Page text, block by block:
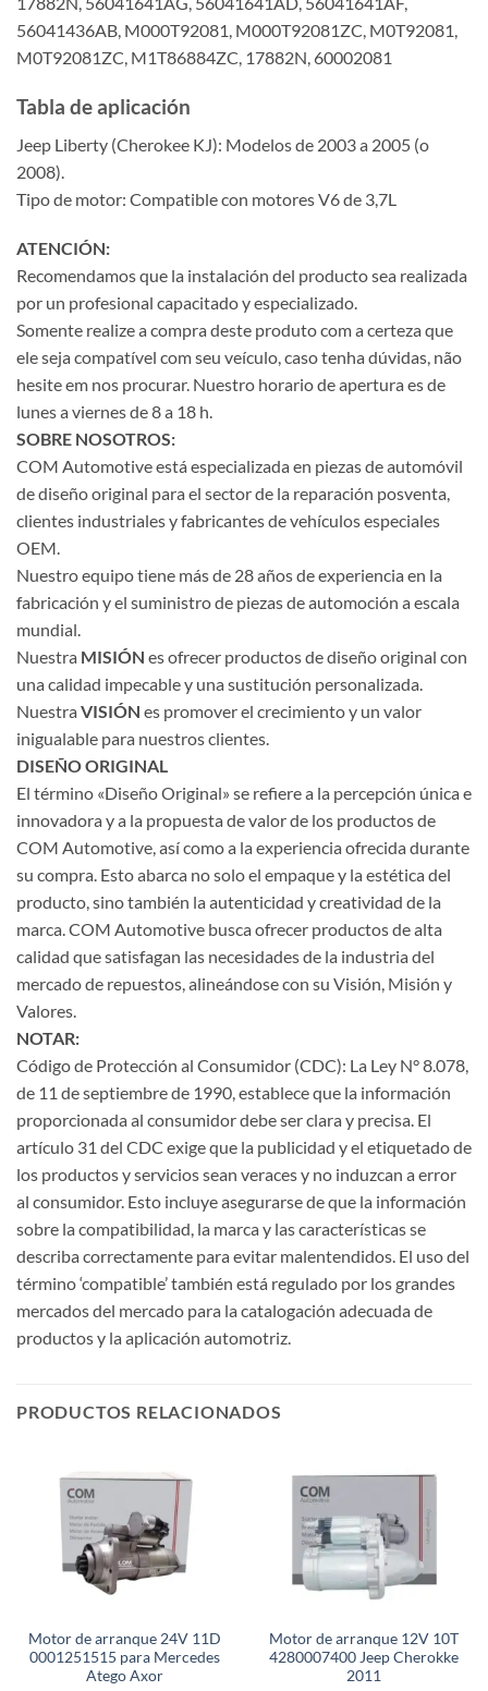
56041436AB, M000T92081, M000T92081ZC, M0T92081,
M0T92081ZC, M1T86884ZC, 17882N, 60002081
Tabla de aplicación
Jeep Liberty (Cherokee KJ): Modelos de 2003 a 2005 (o
2008).
Tipo de motor: Compatible con motores V6 de 3,7L
ATENCIÓN:
Recomendamos que la instalación del producto sea realizada
por un profesional capacitado y especializado.
Somente realize a compra deste produto com a certeza que
ele seja compatível com seu veículo, caso tenha dúvidas, não
hesite em nos procurar. Nuestro horario de apertura es de
lunes a viernes de 8 a 18 h.
SOBRE NOSOTROS:
COM Automotive está especializada en piezas de automóvil
de diseño original para el sector de la reparación posventa,
clientes industriales y fabricantes de vehículos especiales
OEM.
Nuestro equipo tiene más de 28 años de experiencia en la
fabricación y el suministro de piezas de automoción a escala
mundial.
Nuestra MISIÓN es ofrecer productos de diseño original con
una calidad impecable y una sustitución personalizada.
Nuestra VISIÓN es promover el crecimiento y un valor
inigualable para nuestros clientes.
DISEÑO ORIGINAL
El término «Diseño Original» se refiere a la percepción única e
innovadora y a la propuesta de valor de los productos de
COM Automotive, así como a la experiencia ofrecida durante
su compra. Esto abarca no solo el empaque y la estética del
producto, sino también la autenticidad y creatividad de la
marca. COM Automotive busca ofrecer productos de alta
calidad que satisfagan las necesidades de la industria del
mercado de repuestos, alineándose con su Visión, Misión y
Valores.
NOTAR:
Código de Protección al Consumidor (CDC): La Ley N° 8.078,
de 11 de septiembre de 1990, establece que la información
proporcionada al consumidor debe ser clara y precisa. El
artículo 31 del CDC exige que la publicidad y el etiquetado de
los productos y servicios sean veraces y no induzcan a error
al consumidor. Esto incluye asegurarse de que la información
sobre la compatibilidad, la marca y las características se
describa correctamente para evitar malentendidos. El uso del
término ‘compatible’ también está regulado por los grandes
mercados del mercado para la catalogación adecuada de
productos y la aplicación automotriz.
PRODUCTOS RELACIONADOS
Motor de arranque 24V 11D
0001251515 para Mercedes
Atego Axor
Motor de arranque 12V 10T
4280007400 Jeep Cherokke
2011